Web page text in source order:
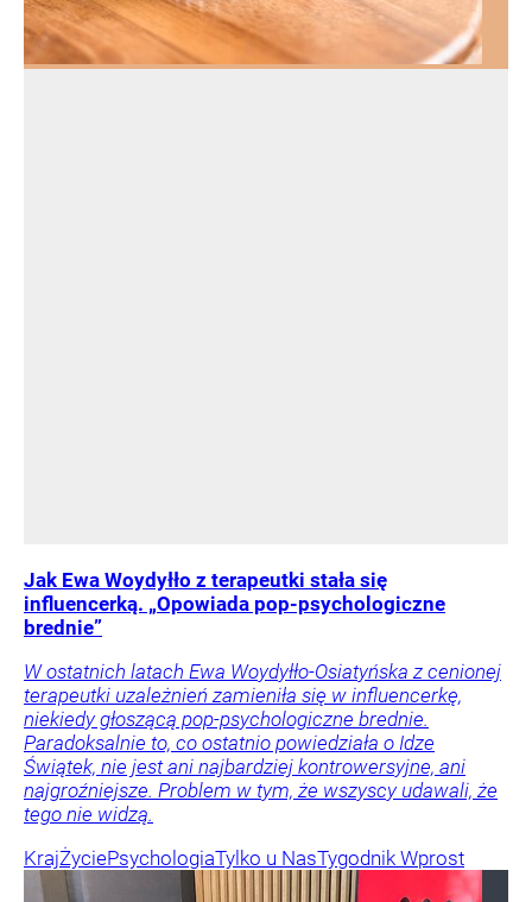
Jak Ewa Woydyłło z terapeutki stała się
influencerką. „Opowiada pop-psychologiczne
brednie”
W ostatnich latach Ewa Woydyłło-Osiatyńska z cenionej
terapeutki uzależnień zamieniła się w influencerkę,
niekiedy głoszącą pop-psychologiczne brednie.
Paradoksalnie to, co ostatnio powiedziała o Idze
Świątek, nie jest ani najbardziej kontrowersyjne, ani
najgroźniejsze. Problem w tym, że wszyscy udawali, że
tego nie widzą.
KrajŻyciePsychologiaTylko u NasTygodnik Wprost